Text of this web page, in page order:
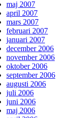
maj 2007
april 2007
mars 2007
februari 2007
januari 2007
december 2006
november 2006
oktober 2006
september 2006
augusti 2006
juli 2006
juni 2006
maj 2006